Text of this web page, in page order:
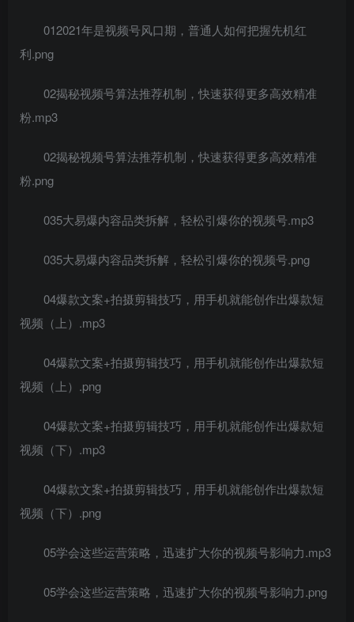
012021年是视频号风口期，普通人如何把握先机红
利.png
02揭秘视频号算法推荐机制，快速获得更多高效精准
粉.mp3
02揭秘视频号算法推荐机制，快速获得更多高效精准
粉.png
035大易爆内容品类拆解，轻松引爆你的视频号.mp3
035大易爆内容品类拆解，轻松引爆你的视频号.png
04爆款文案+拍摄剪辑技巧，用手机就能创作出爆款短
视频（上）.mp3
04爆款文案+拍摄剪辑技巧，用手机就能创作出爆款短
视频（上）.png
04爆款文案+拍摄剪辑技巧，用手机就能创作出爆款短
视频（下）.mp3
04爆款文案+拍摄剪辑技巧，用手机就能创作出爆款短
视频（下）.png
05学会这些运营策略，迅速扩大你的视频号影响力.mp3
05学会这些运营策略，迅速扩大你的视频号影响力.png